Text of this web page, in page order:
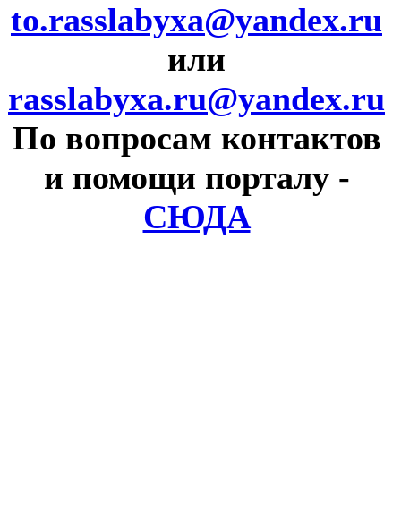
to.rasslabyxa@yandex.ru
или
rasslabyxa.ru@yandex.ru
По вопросам контактов
и помощи порталу -
СЮДА